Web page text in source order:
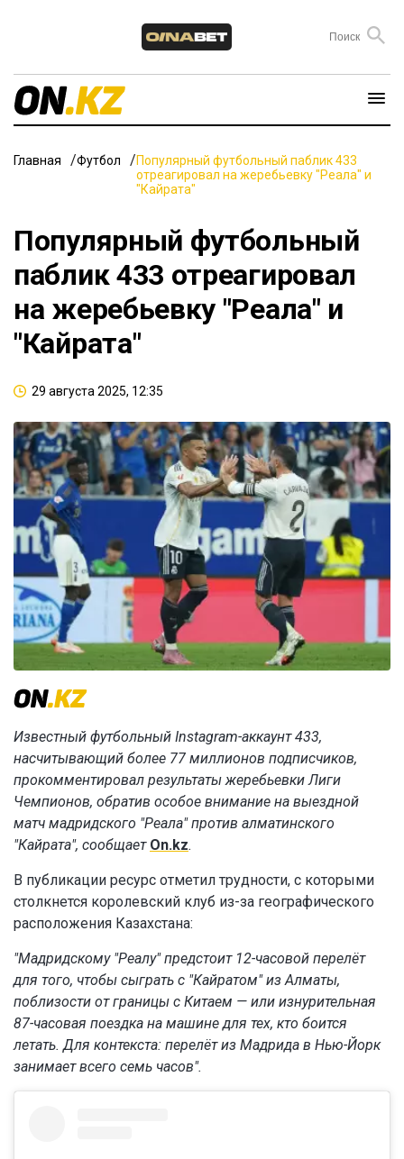
Главная Футбол
Популярный футбольный паблик 433
отреагировал на жеребьевку "Реала" и
"Кайрата"
Популярный футбольный
паблик 433 отреагировал
на жеребьевку "Реала" и
"Кайрата"
29 августа 2025, 12:35
Известный футбольный Instagram-аккаунт 433,
насчитывающий более 77 миллионов подписчиков,
прокомментировал результаты жеребьевки Лиги
Чемпионов, обратив особое внимание на выездной
матч мадридского "Реала" против алматинского
"Кайрата", сообщает On.kz.
В публикации ресурс отметил трудности, с которыми
столкнется королевский клуб из-за географического
расположения Казахстана:
"Мадридскому "Реалу" предстоит 12-часовой перелёт
для того, чтобы сыграть с "Кайратом" из Алматы,
поблизости от границы с Китаем — или изнурительная
87-часовая поездка на машине для тех, кто боится
летать. Для контекста: перелёт из Мадрида в Нью-Йорк
занимает всего семь часов".